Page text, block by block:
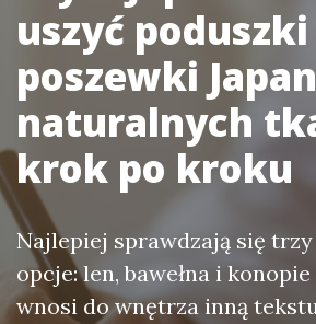
uszyć
poszewki
naturalnych
krok po kroku
Najlepiej sprawdzają się
opcje: len, bawełna i
wnosi do wnętrza inną